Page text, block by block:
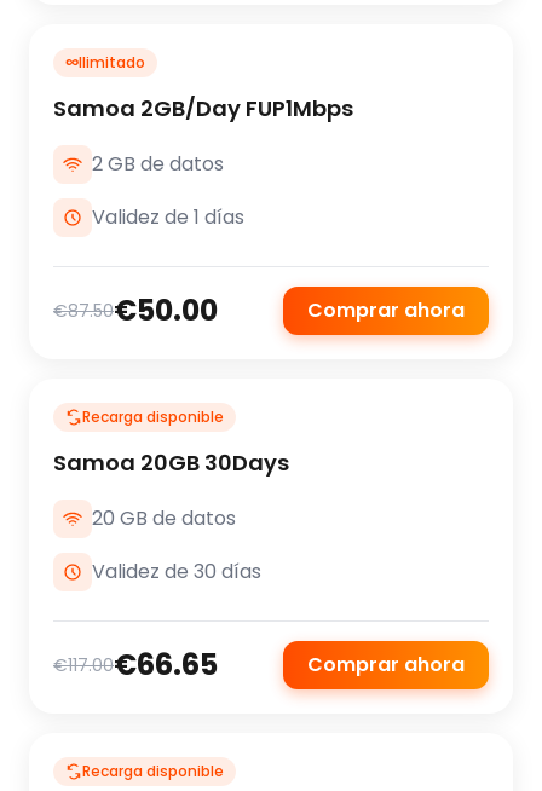
∞Ilimitado
Samoa 2GB/Day FUP1Mbps
2 GB de datos
Validez de 1 días
€87.50€50.00 Comprar ahora
Recarga disponible
Samoa 20GB 30Days
20 GB de datos
Validez de 30 días
€117.00€66.65 Comprar ahora
Recarga disponible